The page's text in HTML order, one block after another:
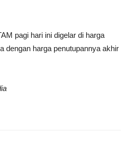
pagi hari ini digelar di harga
dengan harga penutupannya akhir